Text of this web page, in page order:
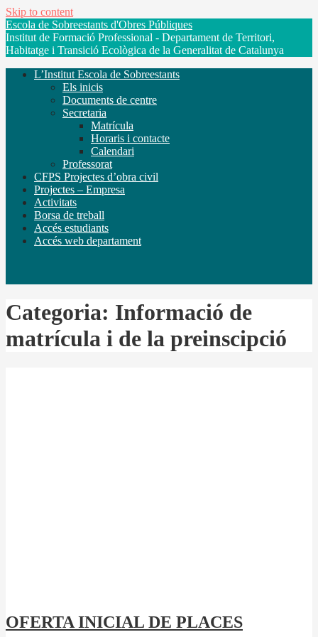
Skip to content
Escola de Sobreestants d'Obres Públiques
Institut de Formació Professional - Departament de Territori,
Habitatge i Transició Ecològica de la Generalitat de Catalunya
L’Institut Escola de Sobreestants
Els inicis
Documents de centre
Secretaria
Matrícula
Horaris i contacte
Calendari
Professorat
CFPS Projectes d’obra civil
Projectes – Empresa
Activitats
Borsa de treball
Accés estudiants
Accés web departament
Categoria: Informació de
matrícula i de la preinscipció
OFERTA INICIAL DE PLACES